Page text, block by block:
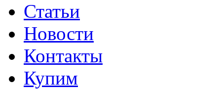
Статьи
Новости
Контакты
Купим